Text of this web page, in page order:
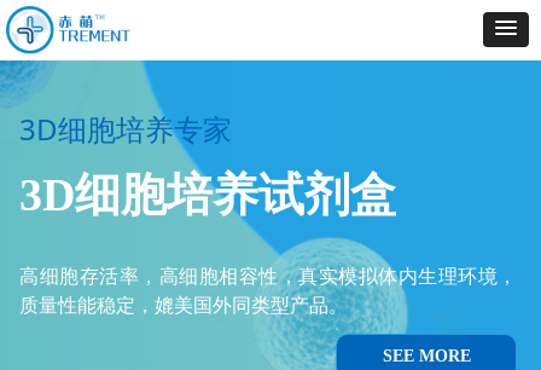
3D细胞培养专家
3D细胞培养试剂盒
高细胞存活率，高细胞相容性，真实模拟体内生理环境，
质量性能稳定，媲美国外同类型产品。
SEE MORE
贴壁细胞的培养专家
胶原原代细胞培养试剂盒
高细胞存活率，增加细胞贴壁粘附，支持大部分原代细胞培